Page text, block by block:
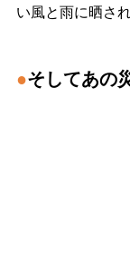
い風と雨に晒さ
●そしてあの